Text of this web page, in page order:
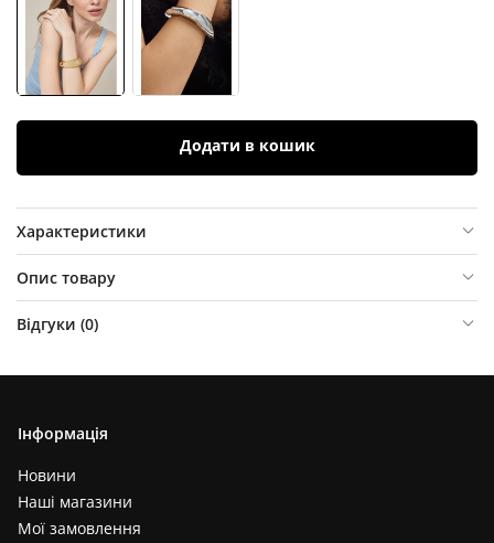
Додати в кошик
Характеристики
Опис товару
Відгуки (0)
Інформація
Новини
Наші магазини
Мої замовлення